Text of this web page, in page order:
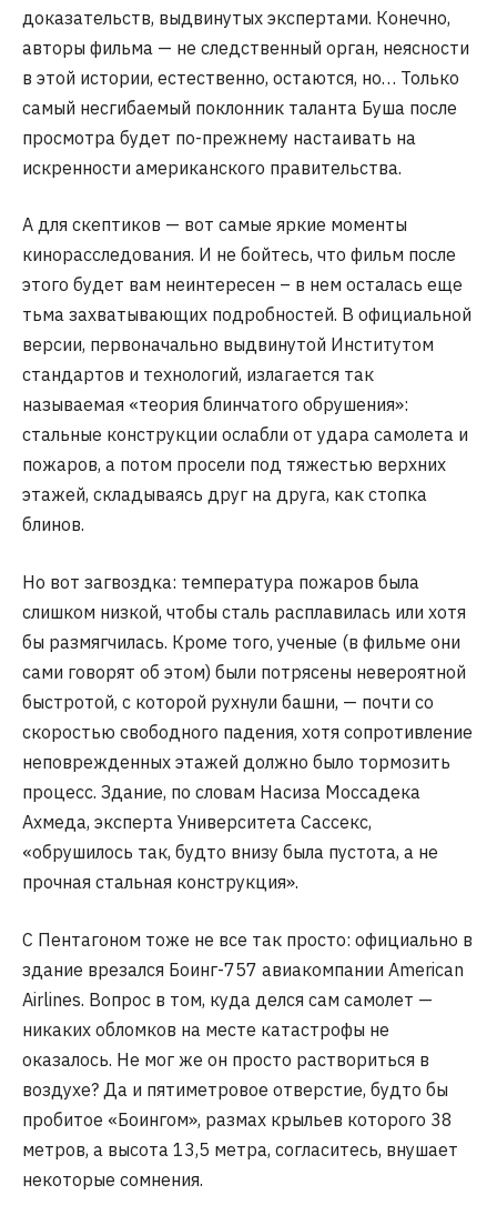
доказательств, выдвинутых экспертами. Конечно,
авторы фильма — не следственный орган, неясности
в этой истории, естественно, остаются, но… Только
самый несгибаемый поклонник таланта Буша после
просмотра будет по-прежнему настаивать на
искренности американского правительства.
А для скептиков — вот самые яркие моменты
кинорасследования. И не бойтесь, что фильм после
этого будет вам неинтересен – в нем осталась еще
тьма захватывающих подробностей. В официальной
версии, первоначально выдвинутой Институтом
стандартов и технологий, излагается так
называемая «теория блинчатого обрушения»:
стальные конструкции ослабли от удара самолета и
пожаров, а потом просели под тяжестью верхних
этажей, складываясь друг на друга, как стопка
блинов.
Но вот загвоздка: температура пожаров была
слишком низкой, чтобы сталь расплавилась или хотя
бы размягчилась. Кроме того, ученые (в фильме они
сами говорят об этом) были потрясены невероятной
быстротой, с которой рухнули башни, — почти со
скоростью свободного падения, хотя сопротивление
неповрежденных этажей должно было тормозить
процесс. Здание, по словам Насиза Моссадека
Ахмеда, эксперта Университета Сассекс,
«обрушилось так, будто внизу была пустота, а не
прочная стальная конструкция».
С Пентагоном тоже не все так просто: официально в
здание врезался Боинг-757 авиакомпании American
Airlines. Вопрос в том, куда делся сам самолет —
никаких обломков на месте катастрофы не
оказалось. Не мог же он просто раствориться в
воздухе? Да и пятиметровое отверстие, будто бы
пробитое «Боингом», размах крыльев которого 38
метров, а высота 13,5 метра, согласитесь, внушает
некоторые сомнения.